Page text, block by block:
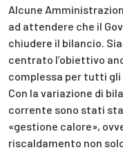
Alcune
ad attendere che il
chiudere il bilancio.
centrato l’obiettivo
complessa per tutti gli
Con la variazione di
corrente sono stati
«gestione calore»,
riscaldamento non